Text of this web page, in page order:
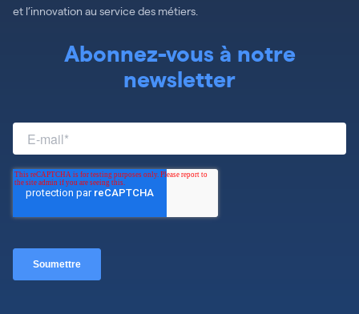
et l’innovation au service des métiers.
Abonnez-vous à notre
newsletter